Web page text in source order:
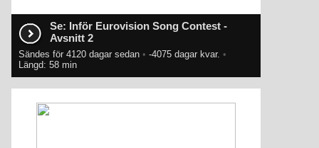
Se: Inför Eurovision Song Contest -
Avsnitt 2
Sändes för 4120 dagar sedan • -4075 dagar kvar. •
Längd: 58 min